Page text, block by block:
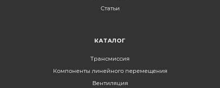
Статьи
КАТАЛОГ
Трансмиссия
Компоненты линейного перемещения
Вентиляция